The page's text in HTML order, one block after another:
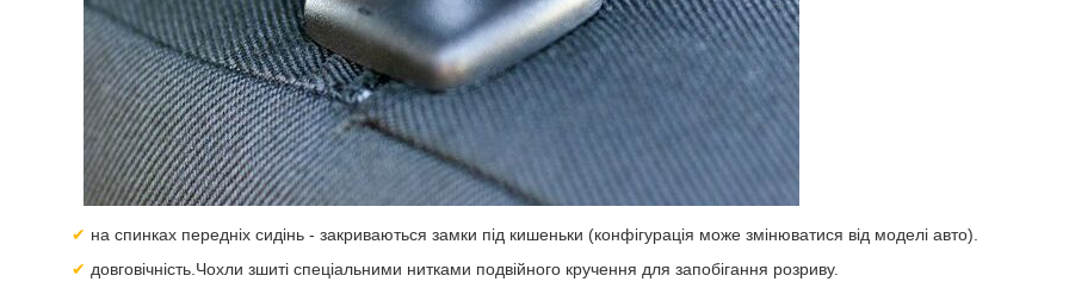
на спинках передніх сидінь - закриваються замки під кишеньки (конфігурація може змінюватися від моделі авто).
довговічність.Чохли зшиті спеціальними нитками подвійного кручення для запобігання розриву.